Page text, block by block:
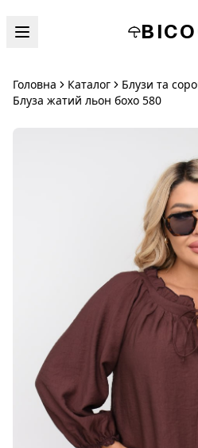
Головна Каталог
Блузи та
Блуза жатий льон бохо 580